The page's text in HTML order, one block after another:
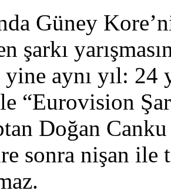
Güney
şarkı
yine aynı yıl:
“Eurovision
Doğan
sonra nişan